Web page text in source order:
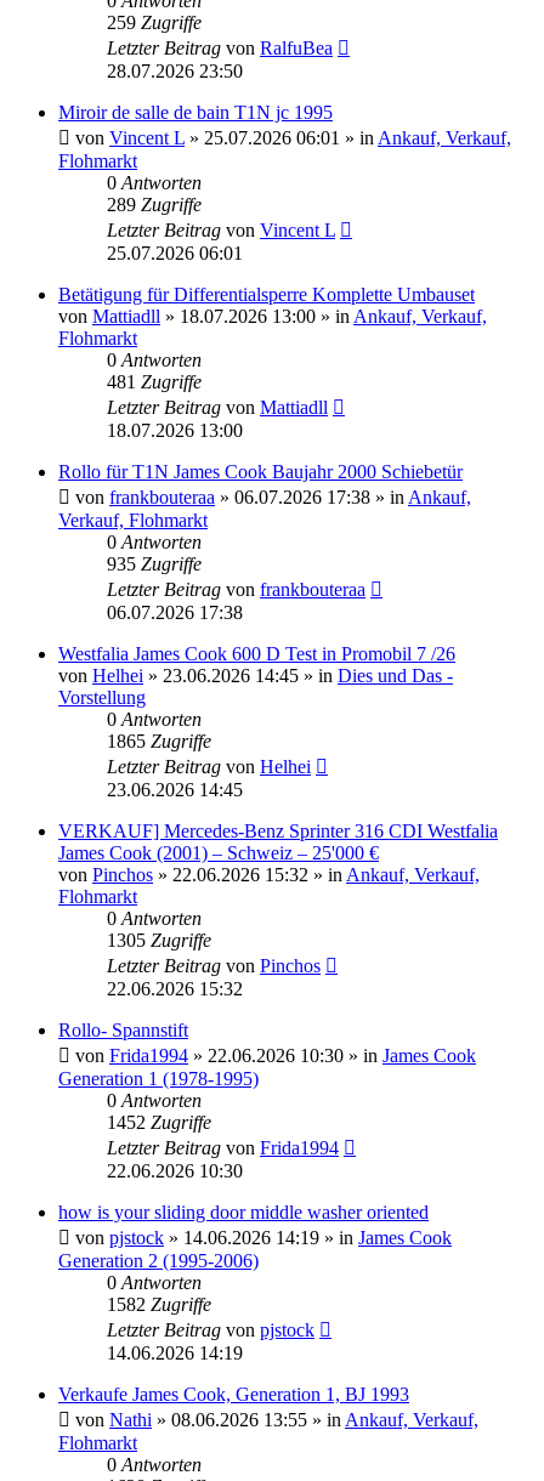
259 Zugriffe
Letzter Beitrag von RalfuBea
28.07.2026 23:50
Miroir de salle de bain T1N jc 1995
von Vincent L » 25.07.2026 06:01 » in Ankauf, Verkauf,
Flohmarkt
0 Antworten
289 Zugriffe
Letzter Beitrag von Vincent L
25.07.2026 06:01
Betätigung für Differentialsperre Komplette Umbauset
von Mattiadll » 18.07.2026 13:00 » in Ankauf, Verkauf,
Flohmarkt
0 Antworten
481 Zugriffe
Letzter Beitrag von Mattiadll
18.07.2026 13:00
Rollo für T1N James Cook Baujahr 2000 Schiebetür
von frankbouteraa » 06.07.2026 17:38 » in Ankauf,
Verkauf, Flohmarkt
0 Antworten
935 Zugriffe
Letzter Beitrag von frankbouteraa
06.07.2026 17:38
Westfalia James Cook 600 D Test in Promobil 7 /26
von Helhei » 23.06.2026 14:45 » in Dies und Das -
Vorstellung
0 Antworten
1865 Zugriffe
Letzter Beitrag von Helhei
23.06.2026 14:45
VERKAUF] Mercedes-Benz Sprinter 316 CDI Westfalia
James Cook (2001) – Schweiz – 25'000 €
von Pinchos » 22.06.2026 15:32 » in Ankauf, Verkauf,
Flohmarkt
0 Antworten
1305 Zugriffe
Letzter Beitrag von Pinchos
22.06.2026 15:32
Rollo- Spannstift
von Frida1994 » 22.06.2026 10:30 » in James Cook
Generation 1 (1978-1995)
0 Antworten
1452 Zugriffe
Letzter Beitrag von Frida1994
22.06.2026 10:30
how is your sliding door middle washer oriented
von pjstock » 14.06.2026 14:19 » in James Cook
Generation 2 (1995-2006)
0 Antworten
1582 Zugriffe
Letzter Beitrag von pjstock
14.06.2026 14:19
Verkaufe James Cook, Generation 1, BJ 1993
von Nathi » 08.06.2026 13:55 » in Ankauf, Verkauf,
Flohmarkt
0 Antworten